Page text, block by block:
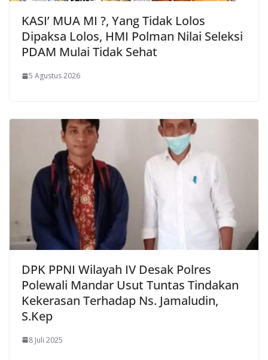
KASI’ MUA MI ?, Yang Tidak Lolos
Dipaksa Lolos, HMI Polman Nilai Seleksi
PDAM Mulai Tidak Sehat
5 Agustus 2026
DPK PPNI Wilayah IV Desak Polres
Polewali Mandar Usut Tuntas Tindakan
Kekerasan Terhadap Ns. Jamaludin,
S.Kep
8 Juli 2025